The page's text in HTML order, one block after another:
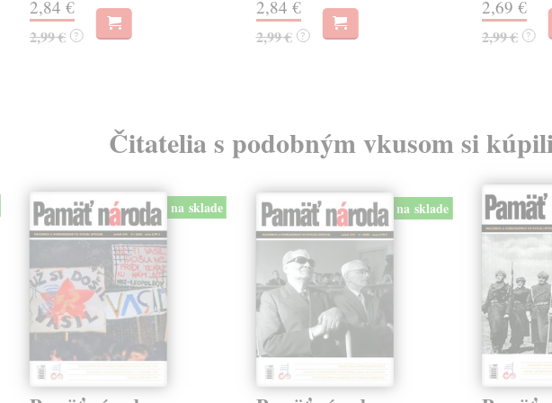
2,84 €
2,99 € ?
2,84 €
2,99 € ?
2,69 €
2,99 € ?
Čitatelia s podobným vkusom si
na sklade na sklade